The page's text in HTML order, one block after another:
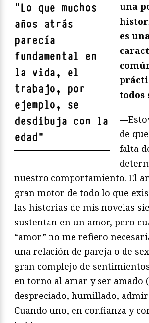
"Lo que muchos
años atrás
parecía
fundamental en
la vida, el
trabajo, por
ejemplo, se
desdibuja con la
edad"
una
es
todos
—
de
falta
nuestro comportamiento. El
gran motor de todo lo que
las historias de mis novelas
sustentan en un amor, pero
“amor” no me refiero
una relación de pareja o de
gran complejo de
en torno al amar y ser amado
despreciado, humillado,
Cuando uno, en confianza y